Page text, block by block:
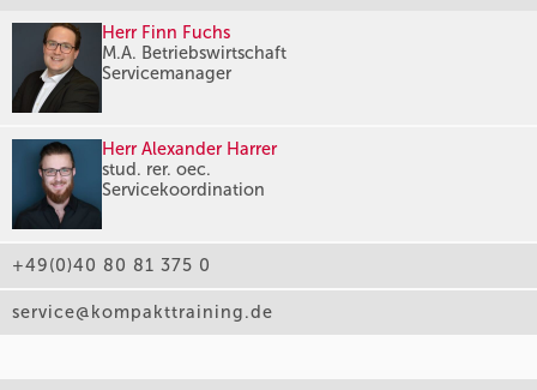
Herr Finn Fuchs
M.A. Betriebswirtschaft
Servicemanager
Herr Alexander Harrer
stud. rer. oec.
Servicekoordination
+49(0)40 80 81 375 0
service@kompakttraining.de